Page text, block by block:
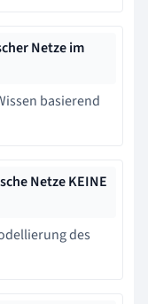
Netze im
basierend
Netze KEINE
des